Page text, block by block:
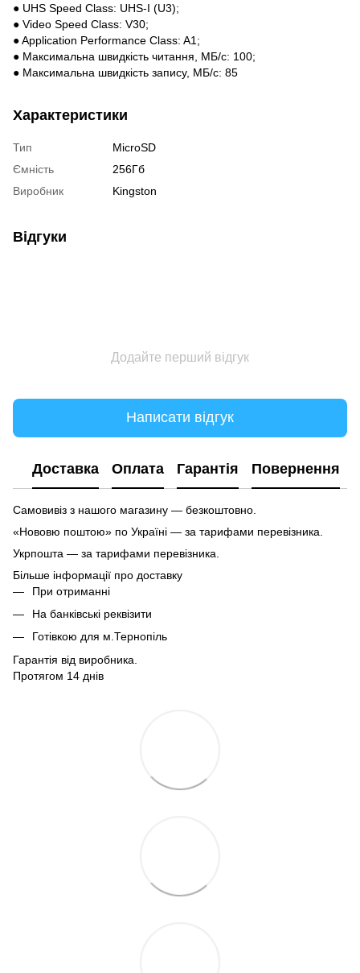
● UHS Speed Class: UHS-I (U3);
● Video Speed Class: V30;
● Application Performance Class: A1;
● Максимальна швидкість читання, МБ/с: 100;
● Максимальна швидкість запису, МБ/с: 85
Характеристики
Тип
MicroSD
Ємність
256Гб
Виробник
Kingston
Відгуки
Додайте перший відгук
Написати відгук
Доставка Оплата Гарантія Повернення
Самовивіз з нашого магазину — безкоштовно.
«Нововю поштою» по Україні — за тарифами перевізника.
Укрпошта — за тарифами перевізника.
Більше інформації про доставку
При отриманні
На банківські реквізити
Готівкою для м.Тернопіль
Гарантія від виробника.
Протягом 14 днів